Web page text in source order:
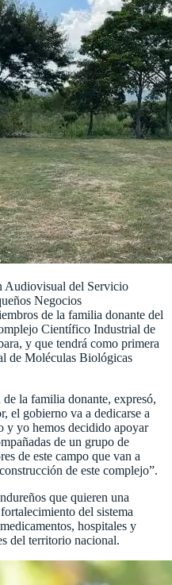
Audiovisual del Servicio
Negocios
de la familia donante del
Científico Industrial de
y que tendrá como primera
de Moléculas Biológicas
la familia donante, expresó,
el gobierno va a dedicarse a
y yo hemos decidido apoyar
de un grupo de
de este campo que van a
de este complejo”.
que quieren una
del sistema
hospitales y
del territorio nacional.